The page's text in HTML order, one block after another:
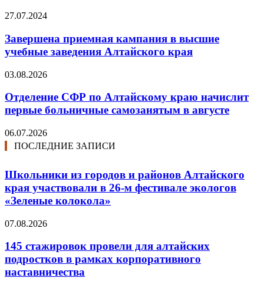
27.07.2024
Завершена приемная кампания в высшие
учебные заведения Алтайского края
03.08.2026
Отделение СФР по Алтайскому краю начислит
первые больничные самозанятым в августе
06.07.2026
ПОСЛЕДНИЕ ЗАПИСИ
Школьники из городов и районов Алтайского
края участвовали в 26-м фестивале экологов
«Зеленые колокола»
07.08.2026
145 стажировок провели для алтайских
подростков в рамках корпоративного
наставничества